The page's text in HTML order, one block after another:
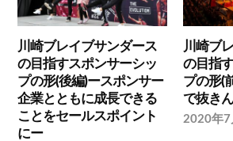
川崎ブレイブサンダース
の目指すスポンサーシッ
プの形(後編)ースポンサー
企業とともに成長できる
ことをセールスポイント
にー
川崎ブ
の目指
プの形(
で抜き
2020年7